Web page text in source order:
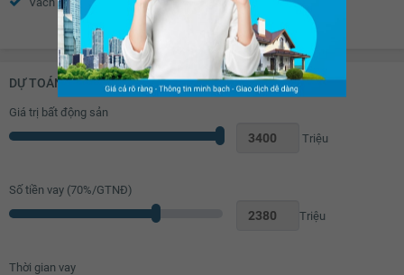
Quạt thông gió Bồn rửa mặt
Chắn ban công
DỰ TOÁN KHOẢN VAY (ĐƠN VỊ: VNĐ)
Giá trị bất động sản
Triệu
Số tiền vay (70%/GTNĐ)
Triệu
Thời gian vay